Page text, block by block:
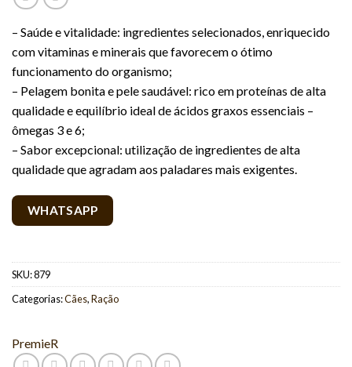
– Saúde e vitalidade: ingredientes selecionados, enriquecido
com vitaminas e minerais que favorecem o ótimo
funcionamento do organismo;
– Pelagem bonita e pele saudável: rico em proteínas de alta
qualidade e equilíbrio ideal de ácidos graxos essenciais –
ômegas 3 e 6;
– Sabor excepcional: utilização de ingredientes de alta
qualidade que agradam aos paladares mais exigentes.
WHATSAPP
SKU:879
Categorias:Cães,Ração
PremieR